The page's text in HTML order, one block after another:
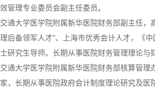
管理专业委员会副主任委员。
通大学医学院附属新华医院财务部副主任，
后备领军人才”、上海市优秀会计人才，《
士研究生导师。长期从事医院财务管理理论与
通大学医学院附属新华医院财务部核算管理
，长期从事医院政府会计制度理论研究及医